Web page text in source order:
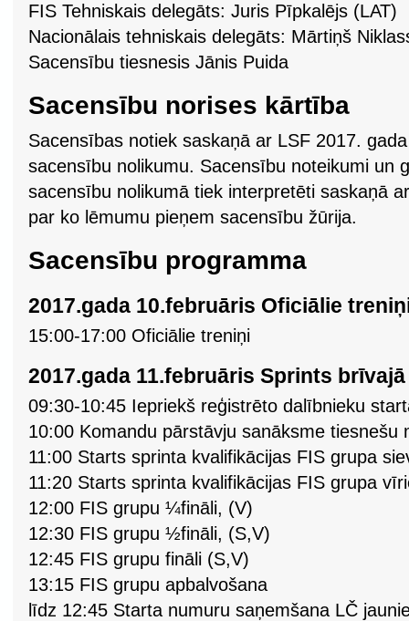
FIS Tehniskais delegāts: Juris Pīpkalējs (LAT)
Nacionālais tehniskais delegāts: Mārtiņš
Sacensību tiesnesis Jānis Puida
Sacensību norises kārtība
Sacensības notiek saskaņā ar LSF 2017.
sacensību nolikumu. Sacensību noteikumi un
sacensību nolikumā tiek interpretēti saskaņā
par ko lēmumu pieņem sacensību žūrija.
Sacensību programma
2017.gada 10.februāris Oficiālie
15:00-17:00 Oficiālie treniņi
2017.gada 11.februāris Sprints
09:30-10:45 Iepriekš reģistrēto dalībnieku
10:00 Komandu pārstāvju sanāksme tiesnešu
11:00 Starts sprinta kvalifikācijas FIS grupa
11:20 Starts sprinta kvalifikācijas FIS grupa
12:00 FIS grupu ¼fināli, (V)
12:30 FIS grupu ½fināli, (S,V)
12:45 FIS grupu fināli (S,V)
13:15 FIS grupu apbalvošana
līdz 12:45 Starta numuru saņemšana LČ